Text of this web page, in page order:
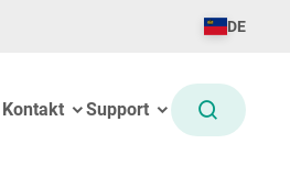
DE
Kontakt Support